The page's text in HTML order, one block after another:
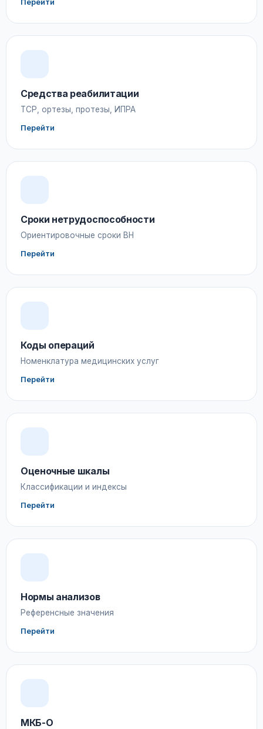
Перейти
Средства реабилитации
ТСР, ортезы, протезы, ИПРА
Перейти
Сроки нетрудоспособности
Ориентировочные сроки ВН
Перейти
Коды операций
Номенклатура медицинских услуг
Перейти
Оценочные шкалы
Классификации и индексы
Перейти
Нормы анализов
Референсные значения
Перейти
МКБ-О